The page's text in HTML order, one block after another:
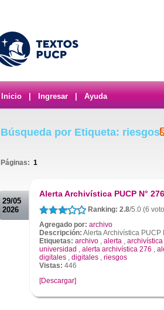
Inicio Ingresar Ayuda
Búsqueda por Etiqueta: riesgos
Páginas: 1
29/05
2026
Alerta Archivística PUCP N° 276
Ranking: 2.8/5.0 (6
Agregado por: archivo
Descripción: Alerta Archivística PUCP
Etiquetas: archivo , alerta , archivística
universidad , alerta archivística 276 ,
digitales , digitales , riesgos
Vistas: 446
[Descargar]